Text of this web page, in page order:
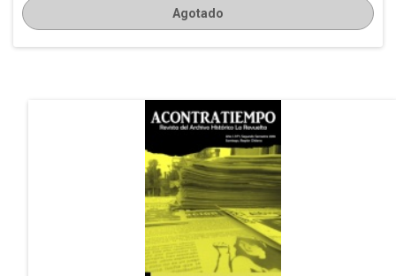
Agotado